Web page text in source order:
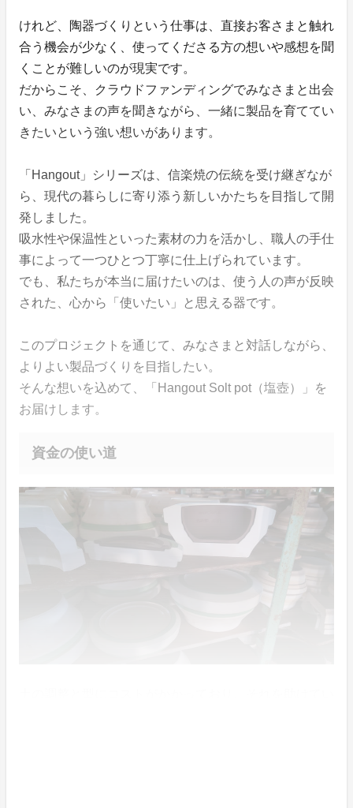
けれど、陶器づくりという仕事は、直接お客さまと触れ
合う機会が少なく、使ってくださる方の想いや感想を聞
くことが難しいのが現実です。
だからこそ、クラウドファンディングでみなさまと出会
い、みなさまの声を聞きながら、一緒に製品を育ててい
きたいという強い想いがあります。
「Hangout」シリーズは、信楽焼の伝統を受け継ぎなが
ら、現代の暮らしに寄り添う新しいかたちを目指して開
発しました。
吸水性や保温性といった素材の力を活かし、職人の手仕
事によって一つひとつ丁寧に仕上げられています。
でも、私たちが本当に届けたいのは、使う人の声が反映
された、心から「使いたい」と思える器です。
このプロジェクトを通じて、みなさまと対話しながら、
よりよい製品づくりを目指したい。
そんな想いを込めて、「Hangout Solt pot（塩壺）」を
お届けします。
資金の使い道